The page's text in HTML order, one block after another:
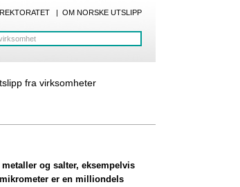
| OM NORSKE UTSLIPP
fra virksomheter
og salter, eksempelvis
er en milliondels